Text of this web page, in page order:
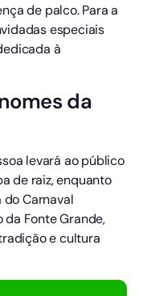
de palco. Para a
especiais
à
da
levará ao público
de raiz, enquanto
do Carnaval
Fonte Grande,
e cultura